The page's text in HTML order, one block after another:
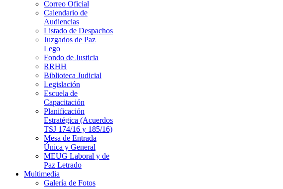
Correo Oficial
Calendario de
Audiencias
Listado de Despachos
Juzgados de Paz
Lego
Fondo de Justicia
RRHH
Biblioteca Judicial
Legislación
Escuela de
Capacitación
Planificación
Estratégica (Acuerdos
TSJ 174/16 y 185/16)
Mesa de Entrada
Única y General
MEUG Laboral y de
Paz Letrado
Multimedia
Galería de Fotos